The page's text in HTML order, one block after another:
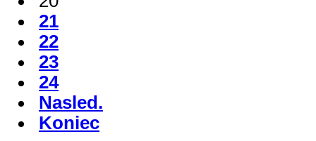
21
22
23
24
Nasled.
Koniec